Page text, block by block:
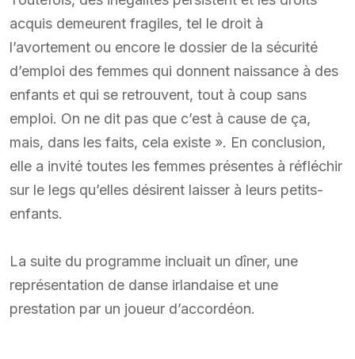
acquis demeurent fragiles, tel le droit à
l’avortement ou encore le dossier de la sécurité
d’emploi des femmes qui donnent naissance à des
enfants et qui se retrouvent, tout à coup sans
emploi. On ne dit pas que c’est à cause de ça,
mais, dans les faits, cela existe ». En conclusion,
elle a invité toutes les femmes présentes à réfléchir
sur le legs qu’elles désirent laisser à leurs petits-
enfants.
La suite du programme incluait un dîner, une
représentation de danse irlandaise et une
prestation par un joueur d’accordéon.